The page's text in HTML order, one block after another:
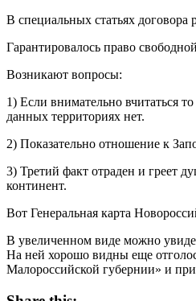
В специальных статьях договора
Гарантировалось право
Возникают вопросы:
1) Если внимательно вчитаться
данных территориях нет.
2) Показательно отношение к
3) Третий факт отраден и греет
континент.
Вот Генеральная карта
В увеличенном виде можно
На ней хорошо видны еще
Малороссийской губернии» и